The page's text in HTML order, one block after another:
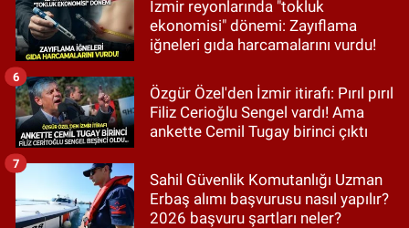
İzmir reyonlarında "tokluk
ekonomisi" dönemi: Zayıflama
iğneleri gıda harcamalarını vurdu!
Özgür Özel'den İzmir itirafı: Pırıl pırıl
Filiz Cerioğlu Sengel vardı! Ama
ankette Cemil Tugay birinci çıktı
6
Sahil Güvenlik Komutanlığı Uzman
Erbaş alımı başvurusu nasıl yapılır?
2026 başvuru şartları neler?
7